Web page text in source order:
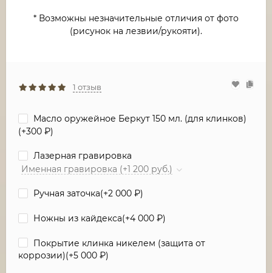
* Возможны незначительные отличия от фото
(рисунок на лезвии/рукояти).
1 отзыв
Масло оружейное Беркут 150 мл. (для клинков)
(+300 ₽)
Лазерная гравировка
Именная гравировка (+1 200 руб.)
Ручная заточка(+2 000 ₽)
Ножны из кайдекса(+4 000 ₽)
Покрытие клинка никелем (защита от
коррозии)(+5 000 ₽)